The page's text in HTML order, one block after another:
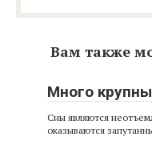
Вам также
Много
Сны являются
оказываются